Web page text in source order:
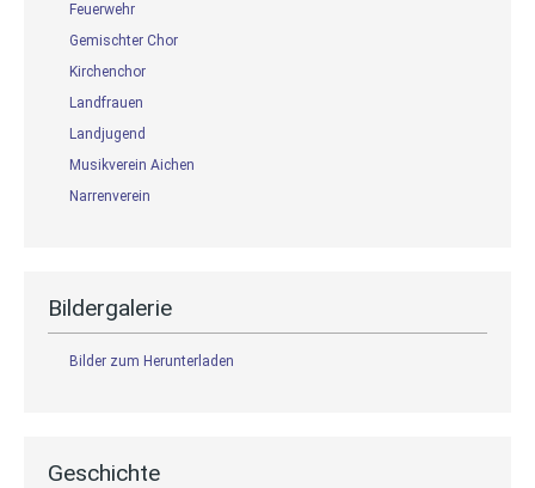
Feuerwehr
Gemischter Chor
Kirchenchor
Landfrauen
Landjugend
Musikverein Aichen
Narrenverein
Bildergalerie
Bilder zum Herunterladen
Geschichte